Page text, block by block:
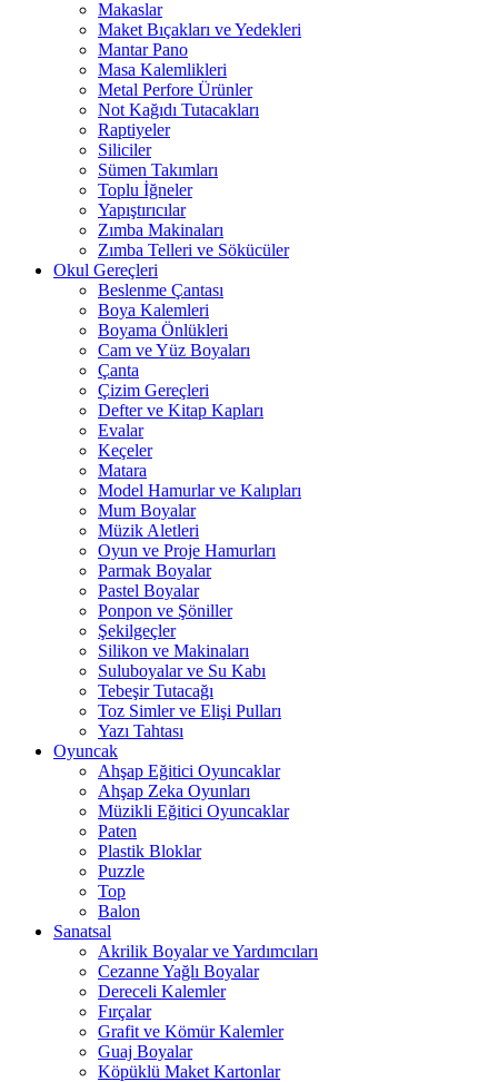
Makaslar
Maket Bıçakları ve Yedekleri
Mantar Pano
Masa Kalemlikleri
Metal Perfore Ürünler
Not Kağıdı Tutacakları
Raptiyeler
Siliciler
Sümen Takımları
Toplu İğneler
Yapıştırıcılar
Zımba Makinaları
Zımba Telleri ve Sökücüler
Okul Gereçleri
Beslenme Çantası
Boya Kalemleri
Boyama Önlükleri
Cam ve Yüz Boyaları
Çanta
Çizim Gereçleri
Defter ve Kitap Kapları
Evalar
Keçeler
Matara
Model Hamurlar ve Kalıpları
Mum Boyalar
Müzik Aletleri
Oyun ve Proje Hamurları
Parmak Boyalar
Pastel Boyalar
Ponpon ve Şöniller
Şekilgeçler
Silikon ve Makinaları
Suluboyalar ve Su Kabı
Tebeşir Tutacağı
Toz Simler ve Elişi Pulları
Yazı Tahtası
Oyuncak
Ahşap Eğitici Oyuncaklar
Ahşap Zeka Oyunları
Müzikli Eğitici Oyuncaklar
Paten
Plastik Bloklar
Puzzle
Top
Balon
Sanatsal
Akrilik Boyalar ve Yardımcıları
Cezanne Yağlı Boyalar
Dereceli Kalemler
Fırçalar
Grafit ve Kömür Kalemler
Guaj Boyalar
Köpüklü Maket Kartonlar